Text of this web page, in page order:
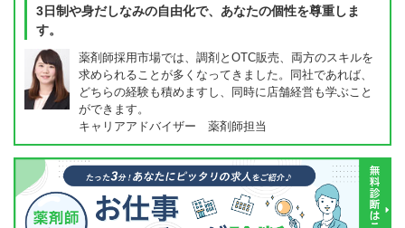
3日制や身だしなみの自由化で、あなたの個性を尊重しま
す。
薬剤師採用市場では、調剤とOTC販売、両方のスキルを
求められることが多くなってきました。同社であれば、
どちらの経験も積めますし、同時に店舗経営も学ぶこと
ができます。
キャリアアドバイザー 薬剤師担当